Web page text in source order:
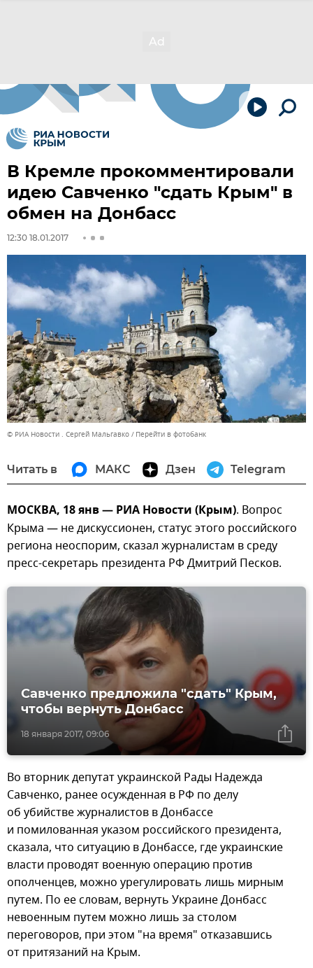
В Кремле прокомментировали
идею Савченко "сдать Крым" в
обмен на Донбасс
12:30 18.01.2017
© РИА Новости . Сергей Мальгавко Перейти в фотобанк
Читать в МАКС Дзен Telegram
МОСКВА, 18 янв — РИА Новости (Крым). Вопрос
Крыма — не дискуссионен, статус этого российского
региона неоспорим, сказал журналистам в среду
пресс-секретарь президента РФ Дмитрий Песков.
18 января 2017, 09:06
Савченко предложила "cдать" Крым,
чтобы вернуть Донбасс
Во вторник депутат украинской Рады Надежда
Савченко, ранее осужденная в РФ по делу
об убийстве журналистов в Донбассе
и помилованная указом российского президента,
сказала, что ситуацию в Донбассе, где украинские
власти проводят военную операцию против
ополченцев, можно урегулировать лишь мирным
путем. По ее словам, вернуть Украине Донбасс
невоенным путем можно лишь за столом
переговоров, при этом "на время" отказавшись
от притязаний на Крым.